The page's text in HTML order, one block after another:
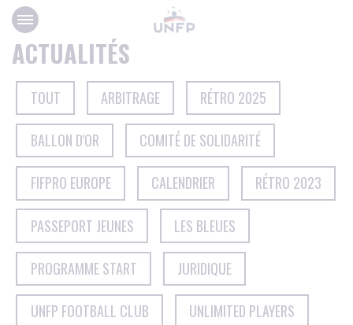
Panneau de gestion des cookies
ACTUALITÉS
TOUT ARBITRAGE RÉTRO 2025
BALLON D'OR COMITÉ DE SOLIDARITÉ
FIFPRO EUROPE CALENDRIER RÉTRO 2023
PASSEPORT JEUNES LES BLEUES
PROGRAMME START JURIDIQUE
UNFP FOOTBALL CLUB UNLIMITED PLAYERS